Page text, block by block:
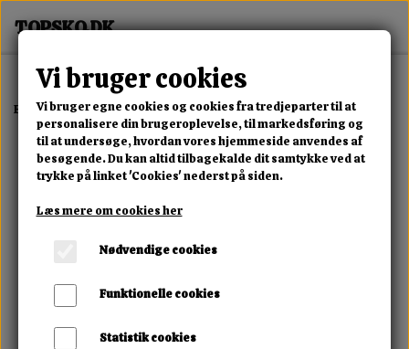
Forside Dame Alle Damesko Montera Crest Chelsea Boot
Vi bruger cookies
Vi bruger egne cookies og cookies fra tredjeparter til at
personalisere din brugeroplevelse, til markedsføring og
til at undersøge, hvordan vores hjemmeside anvendes af
besøgende. Du kan altid tilbagekalde dit samtykke ved at
trykke på linket 'Cookies' nederst på siden.
Læs mere om cookies her
Nødvendige cookies
Funktionelle cookies
Statistik cookies